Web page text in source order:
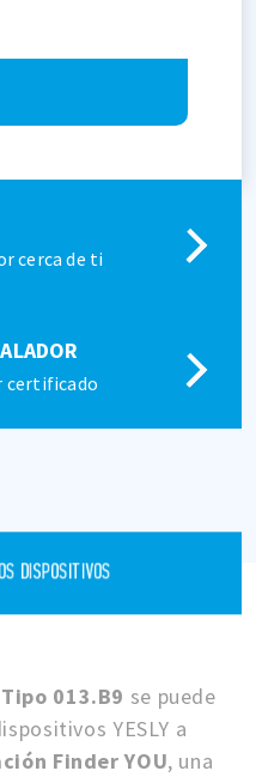
cerca de ti
certificado
DISPOSITIVOS
013.B9 se puede
YESLY a
Finder YOU, una